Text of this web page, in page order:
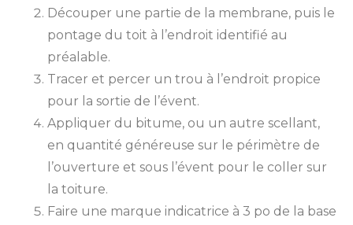
Découper une partie de la membrane, puis le
pontage du toit à l’endroit identifié au
préalable.
Tracer et percer un trou à l’endroit propice
pour la sortie de l’évent.
Appliquer du bitume, ou un autre scellant,
en quantité généreuse sur le périmètre de
l’ouverture et sous l’évent pour le coller sur
la toiture.
Faire une marque indicatrice à 3 po de la base